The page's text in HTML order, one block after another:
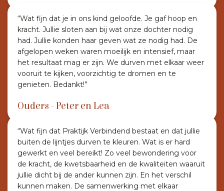
“Wat fijn dat je in ons kind geloofde. Je gaf hoop en
kracht. Jullie sloten aan bij wat onze dochter nodig
had. Jullie konden haar geven wat ze nodig had. De
afgelopen weken waren moeilijk en intensief, maar
het resultaat mag er zijn. We durven met elkaar weer
vooruit te kijken, voorzichtig te dromen en te
genieten. Bedankt!”
Ouders - Peter en Lea
“Wat fijn dat Praktijk Verbindend bestaat en dat jullie
buiten de lijntjes durven te kleuren. Wat is er hard
gewerkt en veel bereikt! Zo veel bewondering voor
de kracht, de kwetsbaarheid en de kwaliteiten waaruit
jullie dicht bij de ander kunnen zijn. En het verschil
kunnen maken. De samenwerking met elkaar